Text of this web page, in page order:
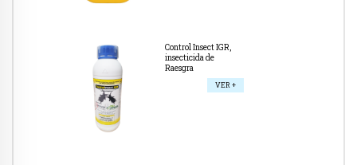
Control Insect IGR,
insecticida de
Raesgra
VER +